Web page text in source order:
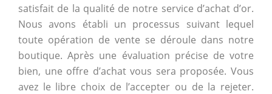
satisfait de la qualité de notre service d’achat d’or.
Nous avons établi un processus suivant lequel
toute opération de vente se déroule dans notre
boutique. Après une évaluation précise de votre
bien, une offre d’achat vous sera proposée. Vous
avez le libre choix de l’accepter ou de la rejeter.